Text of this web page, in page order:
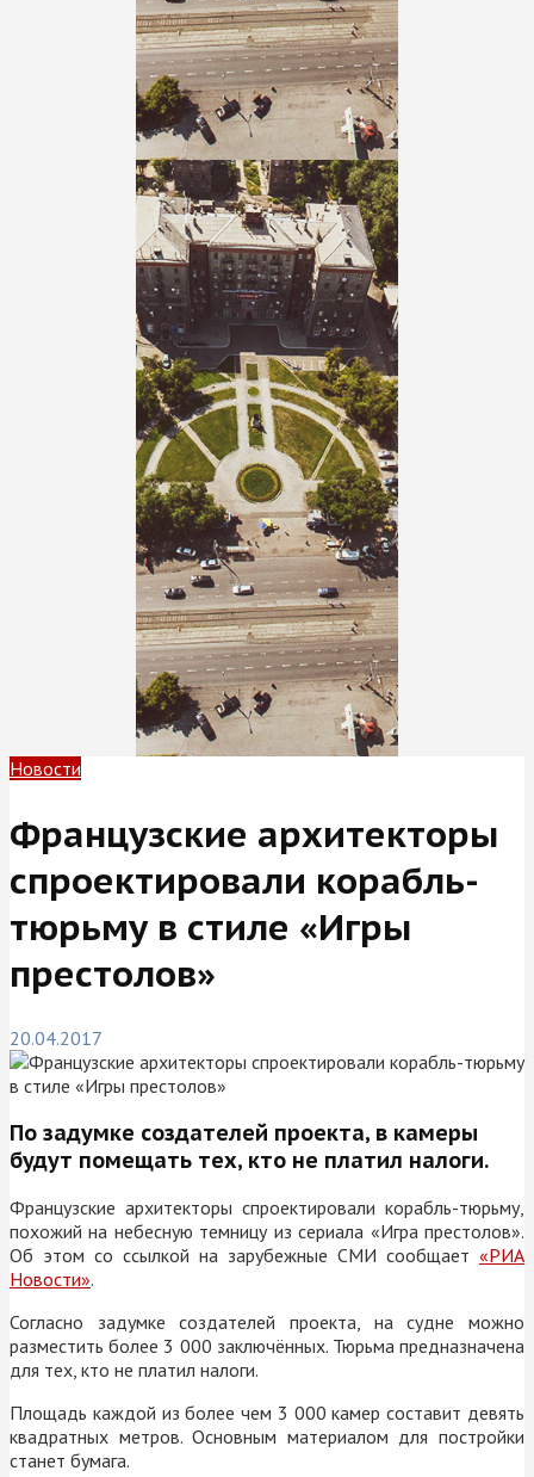
Новости
Французские архитекторы
спроектировали корабль-
тюрьму в стиле «Игры
престолов»
20.04.2017
По задумке создателей проекта, в камеры
будут помещать тех, кто не платил налоги.
Французские архитекторы спроектировали корабль-тюрьму,
похожий на небесную темницу из сериала «Игра престолов».
Об этом со ссылкой на зарубежные СМИ сообщает «РИА
Новости».
Согласно задумке создателей проекта, на судне можно
разместить более 3 000 заключённых. Тюрьма предназначена
для тех, кто не платил налоги.
Площадь каждой из более чем 3 000 камер составит девять
квадратных метров. Основным материалом для постройки
станет бумага.